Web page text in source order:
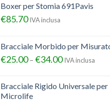
Boxer per Stomia 691Pavis
€85.70 IVA inclusa
Bracciale Morbido per
€25.00– €34.00 IVA inclusa
Bracciale Rigido Universale
Microlife